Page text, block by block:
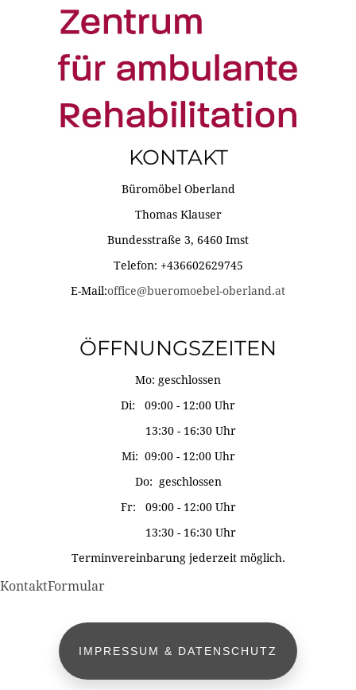
KONTAKT
Büromöbel Oberland
Thomas Klauser
Bundesstraße 3, 6460 Imst
Telefon: +436602629745
E-Mail:office@bueromoebel-oberland.at
ÖFFNUNGSZEITEN
Mo: geschlossen
Di: 09:00 - 12:00 Uhr
13:30 - 16:30 Uhr
Mi: 09:00 - 12:00 Uhr
Do: geschlossen
Fr: 09:00 - 12:00 Uhr
13:30 - 16:30 Uhr
Terminvereinbarung jederzeit möglich.
KontaktFormular
IMPRESSUM & DATENSCHUTZ